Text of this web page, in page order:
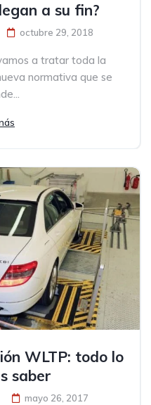
a su fin?
octubre 29, 2018
a tratar toda la
normativa que se
WLTP: todo lo
saber
mayo 26, 2017